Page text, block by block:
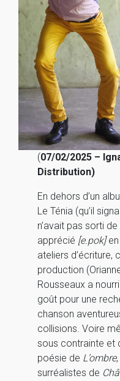
(07/02/2025 –
Distribution)
En dehors d’un
Le Ténia (qu’il
n’avait pas sorti
apprécié [e.pok]en
ateliers d’écriture,
production
Rousseaux a
goût pour une
chanson
collisions. Voire
sous contrainte et
poésie de L’ombre
surréalistes de